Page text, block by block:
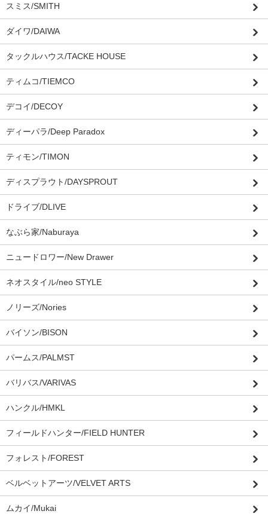
スミス/SMITH
ダイワ/DAIWA
タックルハウス/TACKE HOUSE
ティムコ/TIEMCO
デコイ/DECOY
ディーパラ/Deep Paradox
ティモン/TIMON
ディスプラウト/DAYSPROUT
ドライブ/DLIVE
なぶら家/Naburaya
ニュードロワー/New Drawer
ネオスタイル/neo STYLE
ノリーズ/Nories
バイソン/BISON
パームス/PALMST
バリバス/VARIVAS
ハンクル/HMKL
フィールドハンター/FIELD HUNTER
フォレスト/FOREST
ベルベットアーツ/VELVET ARTS
ムカイ/Mukai